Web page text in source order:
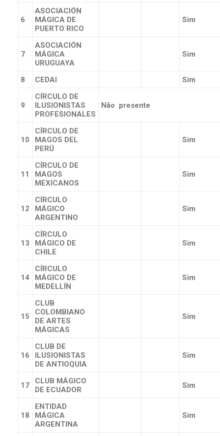
6
ASOCIACIÓN
MÁGICA DE
PUERTO RICO
Sim
7
ASOCIACIÓN
MÁGICA
URUGUAYA
Sim
8 CEDAI Sim
9
CÍRCULO DE
ILUSIONISTAS
PROFESIONALES
Não presente
10
CÍRCULO DE
MAGOS DEL
PERÚ
Sim
11
CÍRCULO DE
MAGOS
MEXICANOS
Sim
12
CÍRCULO
MÁGICO
ARGENTINO
Sim
13
CÍRCULO
MÁGICO DE
CHILE
Sim
14
CÍRCULO
MÁGICO DE
MEDELLÍN
Sim
15
CLUB
COLOMBIANO
DE ARTES
MÁGICAS
Sim
16
CLUB DE
ILUSIONISTAS
DE ANTIOQUIA
Sim
17
CLUB MÁGICO
DE ECUADOR
Sim
18
ENTIDAD
MÁGICA
ARGENTINA
Sim